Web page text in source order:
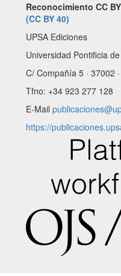
Reconocimiento CC
(CC BY 40)
UPSA Ediciones
Universidad Pontificia
C/ Compañía 5 · 37002
Tfno: +34 923 277 128
E-Mail
https://